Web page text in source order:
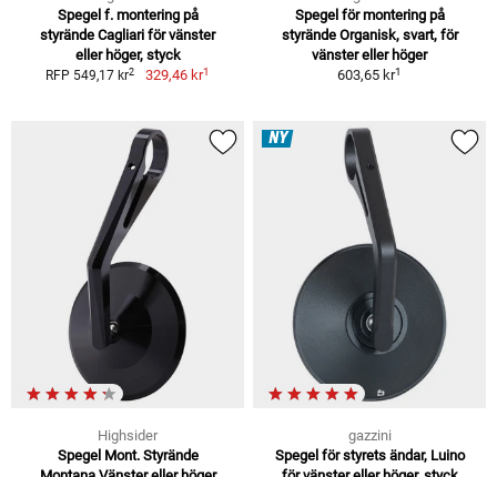
Spegel f. montering på
styrände Cagliari för vänster
eller höger, styck
RFP 549,17 kr2 329,46 kr1
Spegel för montering på
styrände Organisk, svart, för
vänster eller höger
603,65 kr1
Highsider
Spegel Mont. Styrände
NY
gazzini
Spegel för styrets ändar, Luino